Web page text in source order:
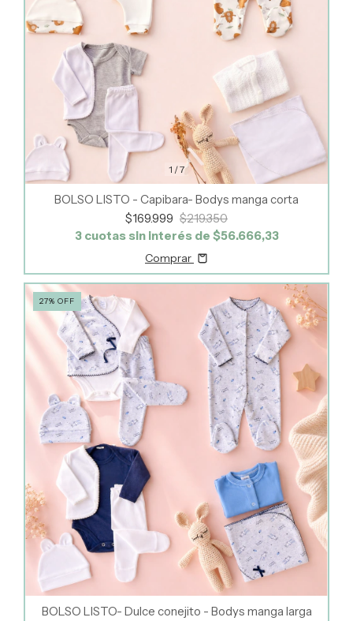
1 /7
BOLSO LISTO - Capibara- Bodys manga corta
$169.999 $219.350
3 cuotas sin interés de $56.666,33
Comprar
27% OFF
BOLSO LISTO- Dulce conejito - Bodys manga larga